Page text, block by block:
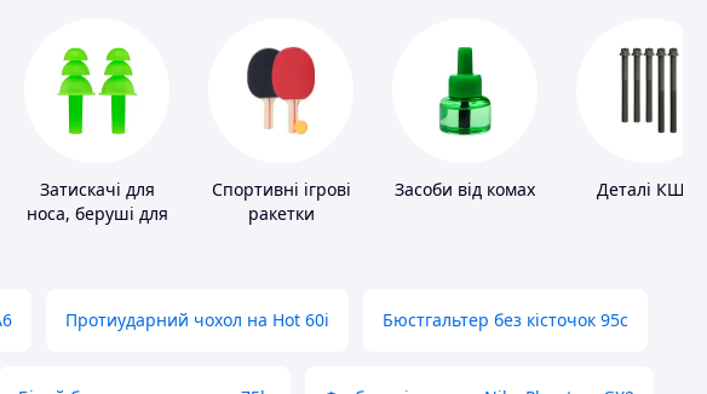
Затискачі для
носа, беруші для
Спортивні ігрові
ракетки
Засоби від комах Деталі КШМ
Протиударний чохол на Hot 60i Бюстгальтер без кісточок 95с